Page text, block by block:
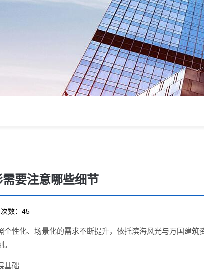
要注意哪些细节
数：45
个性化、场景化的需求不断提升，依托滨海风光与万国建
基础